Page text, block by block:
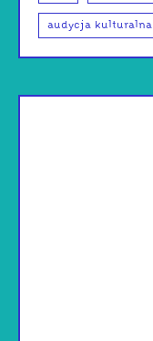
audycja kulturalna